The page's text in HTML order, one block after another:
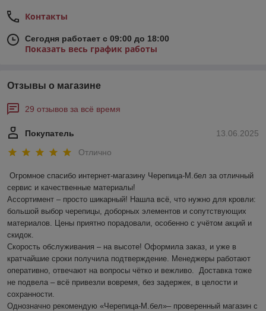
Контакты
Сегодня работает с 09:00 до 18:00
Показать весь график работы
Отзывы о магазине
29 отзывов за всё время
13.06.2025
Покупатель
Отлично
Огромное спасибо интернет-магазину Черепица-М.бел за отличный
сервис и качественные материалы!
Ассортимент – просто шикарный! Нашла всё, что нужно для кровли:
большой выбор черепицы, доборных элементов и сопутствующих
материалов. Цены приятно порадовали, особенно с учётом акций и
скидок.
Скорость обслуживания – на высоте! Оформила заказ, и уже в
кратчайшие сроки получила подтверждение. Менеджеры работают
оперативно, отвечают на вопросы чётко и вежливо.  Доставка тоже
не подвела – всё привезли вовремя, без задержек, в целости и
сохранности.
Однозначно рекомендую «Черепица-М.бел»– проверенный магазин с